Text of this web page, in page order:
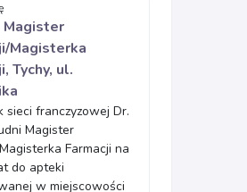
Magister
Magisterka
Tychy, ul.
sieci franczyzowej Dr.
Magister
Farmacji na
do apteki
w miejscowości